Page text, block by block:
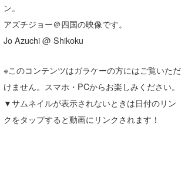
ン。
アズチジョー＠四国の映像です。
Jo Azuchi @ Shikoku
※このコンテンツはガラケーの方にはご覧いただ
けません。スマホ・PCからお楽しみください。
▼サムネイルが表示されないときは日付のリン
クをタップすると動画にリンクされます！
千葉南
四国
沖縄
VOTE!
サーファーズ